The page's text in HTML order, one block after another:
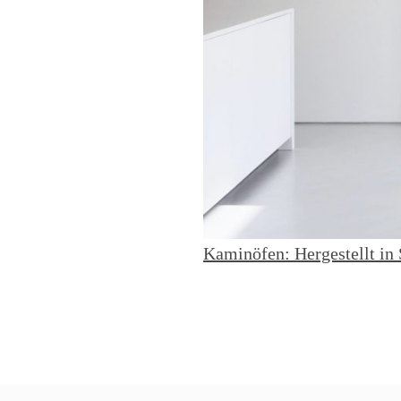
Kaminöfen: Hergestellt in